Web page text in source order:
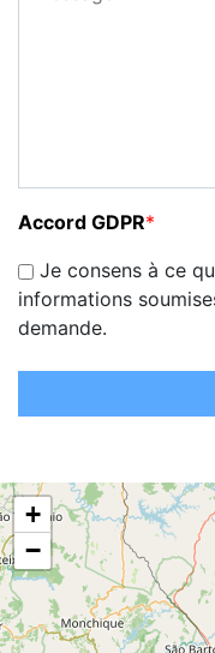
Accord GDPR*
Je consens à ce
informations
demande.
+
−